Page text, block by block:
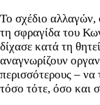
Το σχέδιο αλλαγών,
τη σφραγίδα του
δίχασε κατά τη
αναγνωρίζουν
περισσότερους –
τόσο τότε, όσο και